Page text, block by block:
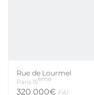
Rue de Lourmel
Paris15ème
320 000€ FAI